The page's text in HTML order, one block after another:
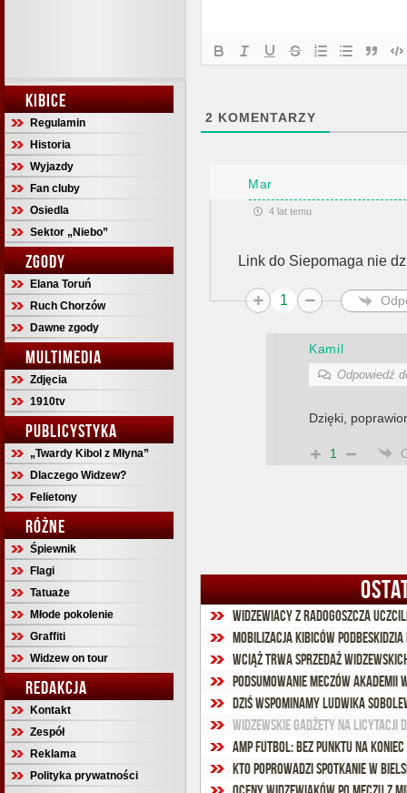
KIBICE
Regulamin
Historia
Wyjazdy
Fan cluby
Osiedla
Sektor „Niebo”
ZGODY
Elana Toruń
Ruch Chorzów
Dawne zgody
MULTIMEDIA
Zdjęcia
1910tv
PUBLICYSTYKA
„Twardy Kibol z Młyna”
Dlaczego Widzew?
Felietony
RÓŻNE
Śpiewnik
Flagi
Tatuaże
Młode pokolenie
Graffiti
Widzew on tour
REDAKCJA
Kontakt
Zespół
Reklama
Polityka prywatności
2 KOMENTARZY
Mar
4 lat temu
Link do Siepomaga nie
1
Kamil
Odpowiedź
Dzięki,
1
Widzewiacy z Radogoszcza
Mobilizacja kibiców Podbeskidzia
Wciąż trwa sprzedaż
Podsumowanie meczów
Dziś wspominamy Ludwika
Widzewskie gadżety na licytacji
Amp futbol: Bez punktu na koniec
Kto poprowadzi spotkanie w